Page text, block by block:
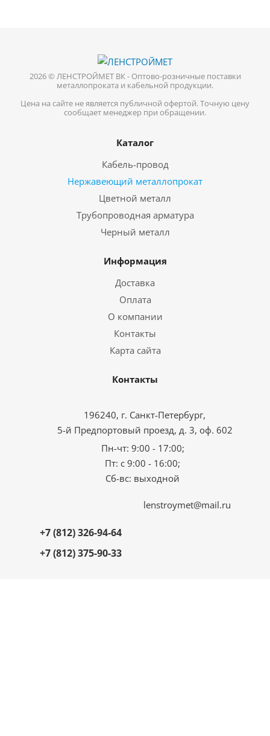
2026 © ЛЕНСТРОЙМЕТ ВК - Оптово-розничные поставки
металлопроката и кабельной продукции.
Цена на сайте не является публичной офертой. Точную цену
сообщает менеджер при обращении.
Каталог
Кабель-провод
Нержавеющий металлопрокат
Цветной металл
Трубопроводная арматура
Черный металл
Информация
Доставка
Оплата
О компании
Контакты
Карта сайта
Контакты
196240, г. Санкт-Петербург,
5-й Предпортовый проезд, д. 3, оф. 602
Пн-чт: 9:00 - 17:00;
Пт: с 9:00 - 16:00;
Сб-вс: выходной
+7 (812) 326-94-64
+7 (812) 375-90-33
lenstroymet@mail.ru